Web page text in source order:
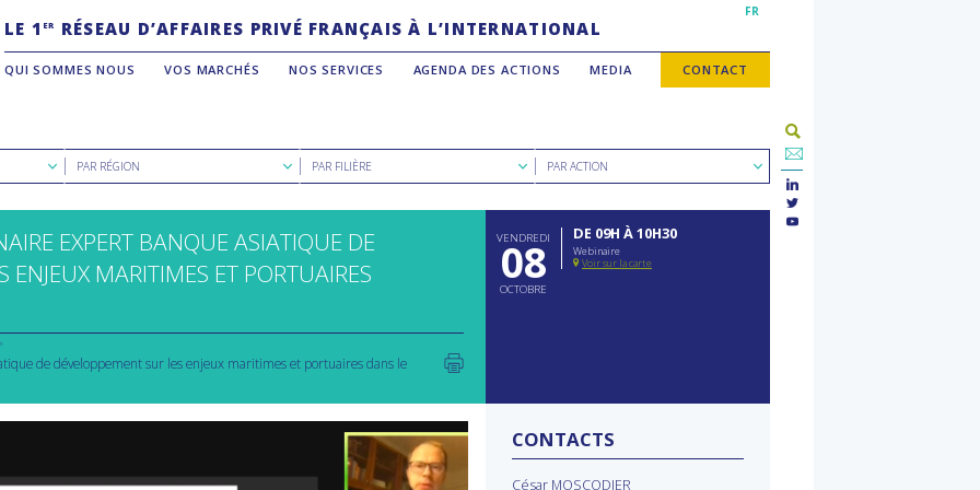
FR
LE 1 ER RÉSEAU D’AFFAIRES PRIVÉ FRANÇAIS À L’INTERNATIONAL
QUI SOMMES NOUS VOS MARCHÉS NOS SERVICES AGENDA DES ACTIONS MEDIA CONTACT
Rechercher
parPAR RÉGION
Rechercher
parPAR FILIÈRE
Rechercher
par
d'action
PAR ACTION
EXPERT BANQUE ASIATIQUE DE
ENJEUX MARITIMES ET PORTUAIRES
de développement sur les enjeux maritimes et portuaires dans le
VENDREDI
08
OCTOBRE
DE 09H À 10H30
Webinaire
Voir sur la carte
CONTACTS
César MOSCODIER